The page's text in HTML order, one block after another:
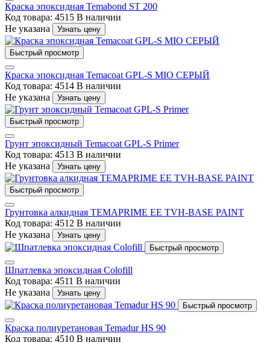
Краска эпоксидная Temabond ST 200
Код товара: 4515 В наличии
Не указана
Узнать цену
Быстрый просмотр
Краска эпоксидная Temacoat GPL-S MIO СЕРЫЙ
Код товара: 4514 В наличии
Не указана
Узнать цену
Быстрый просмотр
Грунт эпоксидный Temacoat GPL-S Primer
Код товара: 4513 В наличии
Не указана
Узнать цену
Быстрый просмотр
Грунтовка алкидная TEMAPRIME EE TVH-BASE PAINT
Код товара: 4512 В наличии
Не указана
Узнать цену
Быстрый просмотр
Шпатлевка эпоксидная Colofill
Код товара: 4511 В наличии
Не указана
Узнать цену
Быстрый просмотр
Краска полиуретановая Temadur HS 90
Код товара: 4510 В наличии